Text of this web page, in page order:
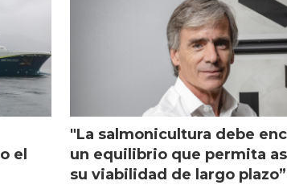
el
"La salmonicultura debe
un equilibrio que permita
su viabilidad de largo plazo”